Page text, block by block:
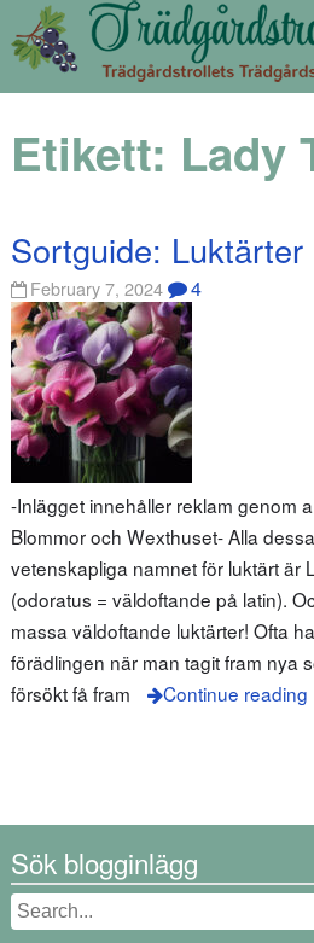
Etikett: Lady
Sortguide: Luktärter
February 7, 2024 4
-Inlägget innehåller reklam genom
Blommor och Wexthuset- Alla
vetenskapliga namnet för luktärt är
(odoratus = väldoftande på latin).
massa väldoftande luktärter! Ofta
förädlingen när man tagit fram nya
försökt få fram
Continue reading
Sök blogginlägg